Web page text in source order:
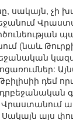
սակայն, չի
(նաև
դեմ
այս